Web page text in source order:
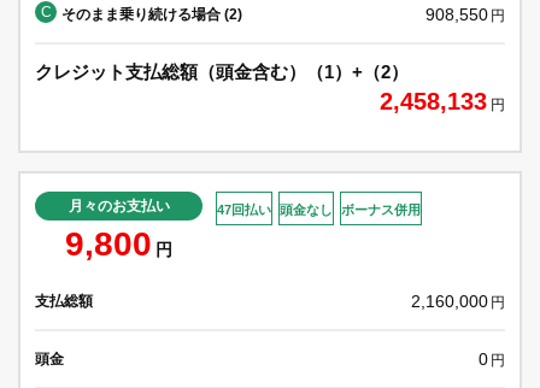
C そのまま乗り続ける場合 (2) 908,550 円
クレジット支払総額（頭金含む）（1）+（2）
2,458,133 円
月々のお支払い
9,800 円
47回払い 頭金なし ボーナス併用
支払総額 2,160,000 円
頭金 0 円